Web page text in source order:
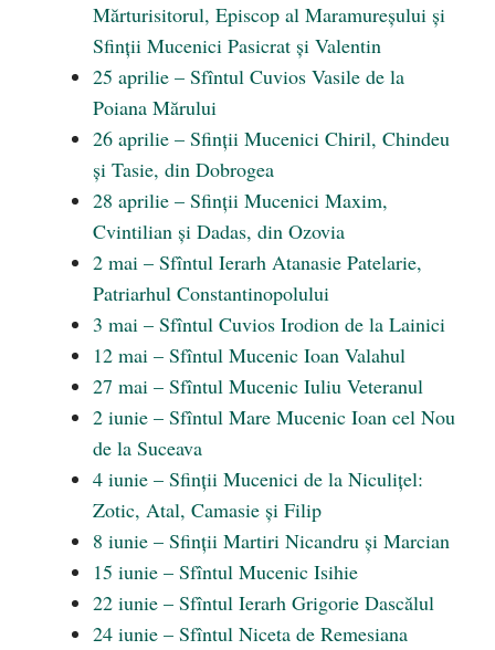
Mărturisitorul, Episcop al Maramureșului și
Sfinții Mucenici Pasicrat și Valentin
25 aprilie – Sfîntul Cuvios Vasile de la
Poiana Mărului
26 aprilie – Sfinții Mucenici Chiril, Chindeu
și Tasie, din Dobrogea
28 aprilie – Sfinții Mucenici Maxim,
Cvintilian și Dadas, din Ozovia
2 mai – Sfîntul Ierarh Atanasie Patelarie,
Patriarhul Constantinopolului
3 mai – Sfîntul Cuvios Irodion de la Lainici
12 mai – Sfîntul Mucenic Ioan Valahul
27 mai – Sfîntul Mucenic Iuliu Veteranul
2 iunie – Sfîntul Mare Mucenic Ioan cel Nou
de la Suceava
4 iunie – Sfinții Mucenici de la Niculițel:
Zotic, Atal, Camasie și Filip
8 iunie – Sfinții Martiri Nicandru și Marcian
15 iunie – Sfîntul Mucenic Isihie
22 iunie – Sfîntul Ierarh Grigorie Dascălul
24 iunie – Sfîntul Niceta de Remesiana